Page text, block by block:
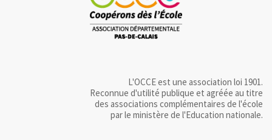
L'OCCE est une association loi 1901.
Reconnue d'utilité publique et agréée au titre
des associations complémentaires de l'école
par le ministère de l'Education nationale.